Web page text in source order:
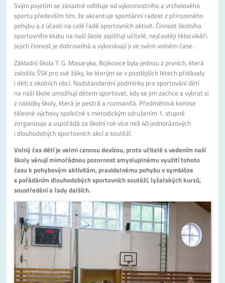
Svým pojetím se zásadně odlišuje od výkonnostního a vrcholového
sportu především tím, že akcentuje spontánní radost z přirozeného
pohybu a z účasti na celé řadě sportovních aktivit. Činnost školního
sportovního klubu na naší škole zajišťují učitelé, nejčastěji tělocvikáři.
Jejich činnost je dobrovolná a vykonávají ji ve svém volném čase.
Základní škola T. G. Masaryka, Bojkovice byla jednou z prvních, která
založila ŠSK pro své žáky, ke kterým se v pozdějších létech přidávaly
i děti z okolních obcí. Nadstandardní podmínky pro sportování dětí
na naší škole umožňují dětem sportovat, kdy se jim zachce a vybrat si
z nabídky školy, která je pestrá a rozmanitá. Předmětová komise
tělesné výchovy společně s metodickým sdružením 1. stupně
zorganizuje a uspořádá za školní rok více než 40 jednorázových
i dlouhodobých sportovních akcí a soutěží.
Volný čas dětí je velmi cennou devízou, proto učitelé s vedením naší
školy věnují mimořádnou pozornost smysluplnému využití tohoto
času k pohybovým aktivitám, pravidelnému pohybu v symbióze
s pořádáním dlouhodobých sportovních soutěží, lyžařských kurzů,
soustředění a řady dalších.